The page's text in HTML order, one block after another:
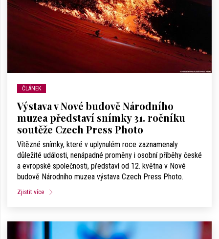
ČLÁNEK
Výstava v Nové budově Národního
muzea představí snímky 31. ročníku
soutěže Czech Press Photo
Vítězné snímky, které v uplynulém roce zaznamenaly
důležité události, nenápadné proměny i osobní příběhy české
a evropské společnosti, představí od 12. května v Nové
budově Národního muzea výstava Czech Press Photo.
Zjistit více